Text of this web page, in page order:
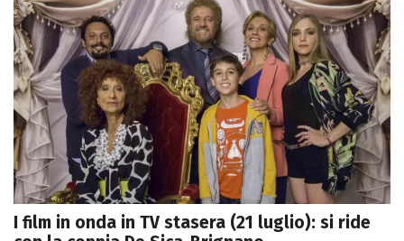
I film in onda in TV stasera (21 luglio): si ride